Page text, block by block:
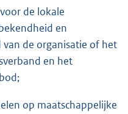
de lokale
en
de organisatie of het
en het
op maatschappelijke